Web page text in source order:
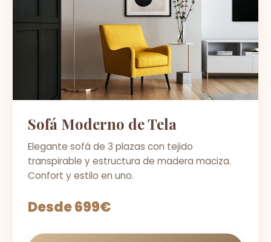
Sofá Moderno de Tela
Elegante sofá de 3 plazas con tejido
transpirable y estructura de madera maciza.
Confort y estilo en uno.
Desde 699€